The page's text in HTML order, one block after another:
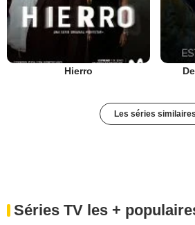
Hierro
Les séries similaires
Séries TV les +